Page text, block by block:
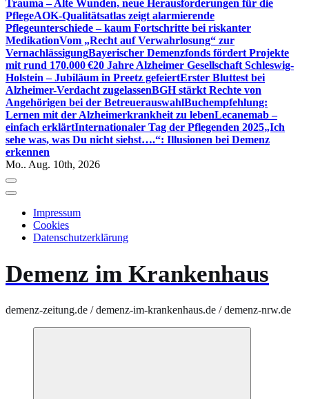
Trauma – Alte Wunden, neue Herausforderungen für die
PflegeAOK-Qualitätsatlas zeigt alarmierende
Pflegeunterschiede – kaum Fortschritte bei riskanter
MedikationVom „Recht auf Verwahrlosung“ zur
VernachlässigungBayerischer Demenzfonds fördert Projekte
mit rund 170.000 €20 Jahre Alzheimer Gesellschaft Schleswig-
Holstein – Jubiläum in Preetz gefeiertErster Bluttest bei
Alzheimer-Verdacht zugelassenBGH stärkt Rechte von
Angehörigen bei der BetreuerauswahlBuchempfehlung:
Lernen mit der Alzheimerkrankheit zu lebenLecanemab –
einfach erklärtInternationaler Tag der Pflegenden 2025„Ich
sehe was, was Du nicht siehst….“: Illusionen bei Demenz
erkennen
Mo.. Aug. 10th, 2026
Impressum
Cookies
Datenschutzerklärung
Demenz im Krankenhaus
demenz-zeitung.de / demenz-im-krankenhaus.de / demenz-nrw.de